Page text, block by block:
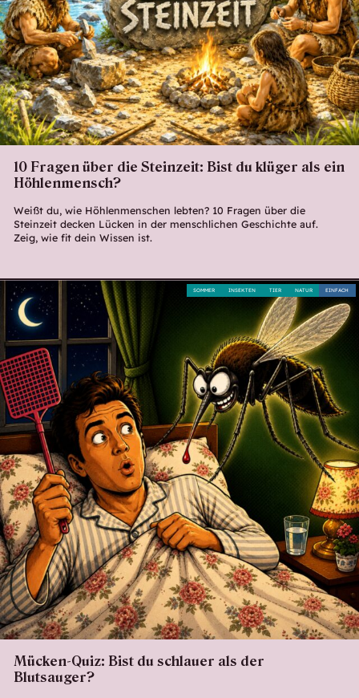
10 Fragen über die Steinzeit: Bist du klüger als ein
Höhlenmensch?
Weißt du, wie Höhlenmenschen lebten? 10 Fragen über die
Steinzeit decken Lücken in der menschlichen Geschichte auf.
Zeig, wie fit dein Wissen ist.
Mücken-Quiz: Bist du schlauer als der
Blutsauger?
EINFACH
NATUR
TIER
INSEKTEN
SOMMER